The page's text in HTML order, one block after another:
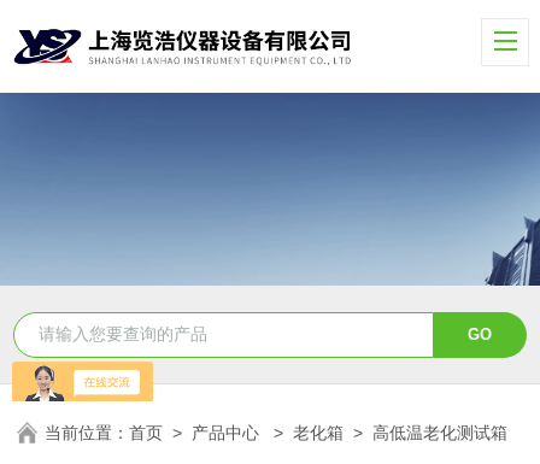
当前位置：首页 > 产品中心 >老化箱 >高低温老化测试箱